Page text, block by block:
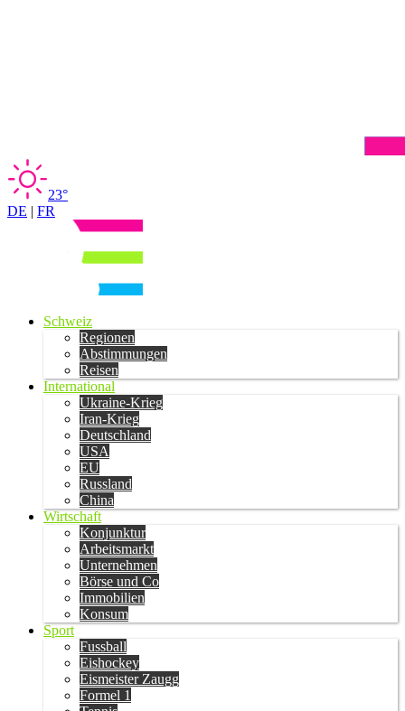
23°
DE | FR
Schweiz
Regionen
Abstimmungen
Reisen
International
Ukraine-Krieg
Iran-Krieg
Deutschland
USA
EU
Russland
China
Wirtschaft
Konjunktur
Arbeitsmarkt
Unternehmen
Börse und Co
Immobilien
Konsum
Sport
Fussball
Eishockey
Eismeister Zaugg
Formel 1